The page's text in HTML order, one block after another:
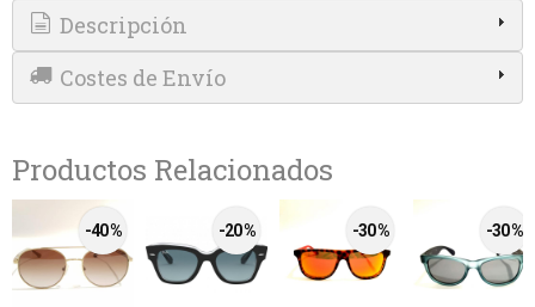
Descripción
Costes de Envío
Productos Relacionados
-40 % -20 % -30 % -30 %